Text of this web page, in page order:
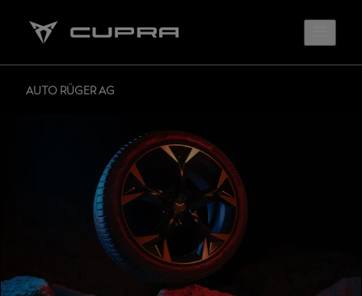
AUTO RÜGER AG